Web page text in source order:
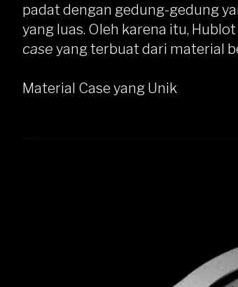
padat dengan gedung-gedung
yang luas. Oleh karena itu,
case yang terbuat dari material
Material Case yang Unik